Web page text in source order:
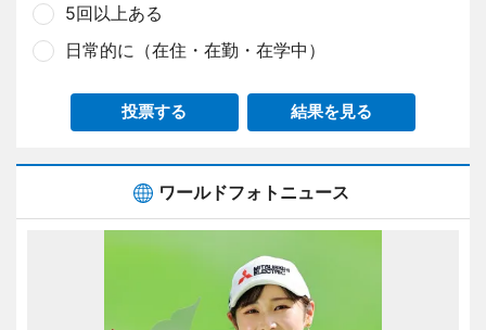
5回以上ある
日常的に（在住・在勤・在学中）
投票する 結果を見る
ワールドフォトニュース